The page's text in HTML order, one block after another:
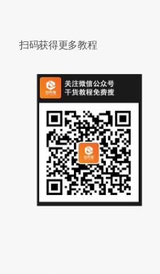
扫码获得更多教程